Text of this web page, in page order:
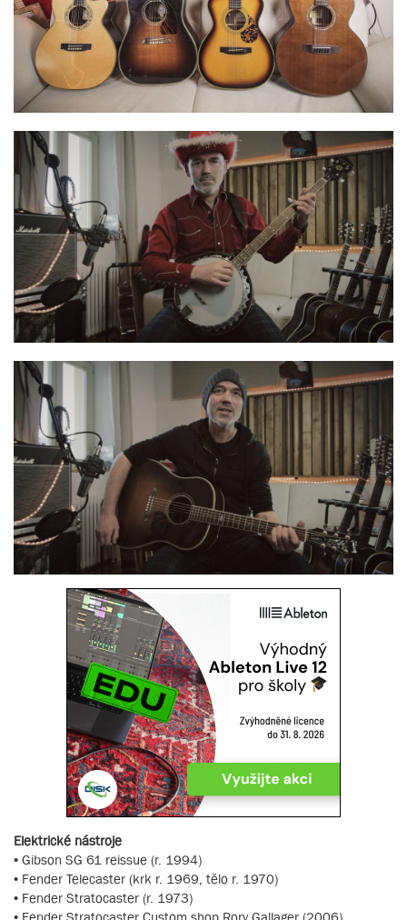
Elektrické nástroje
• Gibson SG 61 reissue (r. 1994)
• Fender Telecaster (krk r. 1969, tělo r. 1970)
• Fender Stratocaster (r. 1973)
• Fender Stratocaster Custom shop Rory Gallager (2006)